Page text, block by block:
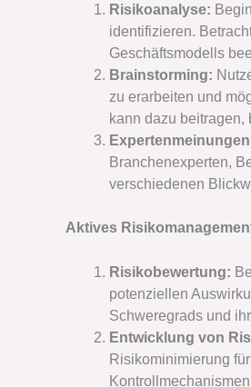
Risikoanalyse:
identifizieren.
Geschäftsmodells
Brainstorming:
zu erarbeiten und
kann dazu
Branchenexperten,
verschiedenen
Aktives
Risikobewertung:
potenziellen
Schweregrads und
Entwicklung von
Risikominimierung